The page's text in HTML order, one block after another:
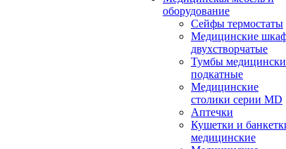
оборудование
Сейфы термостаты
Медицинские
двухстворчатые
Тумбы
подкатные
Медицинские
столики серии MD
Аптечки
Кушетки и
медицинские